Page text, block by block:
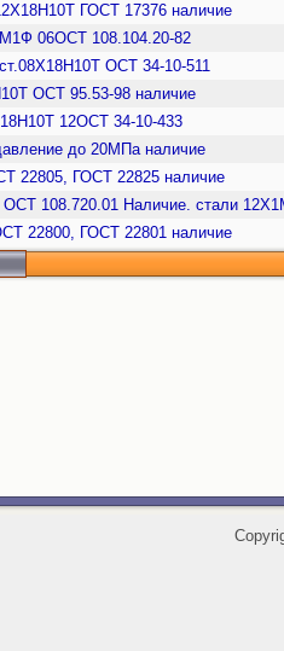
ГОСТ 17376 наличие
06ОСТ 108.104.20-82
ОСТ 34-10-511
ОСТ 95.53-98 наличие
12ОСТ 34-10-433
до 20МПа наличие
22805, ГОСТ 22825 наличие
ОСТ 108.720.01 Наличие. стали
22800, ГОСТ 22801 наличие